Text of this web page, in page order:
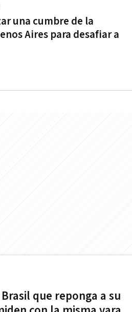
una cumbre de la
Aires para desafiar a
que reponga a su